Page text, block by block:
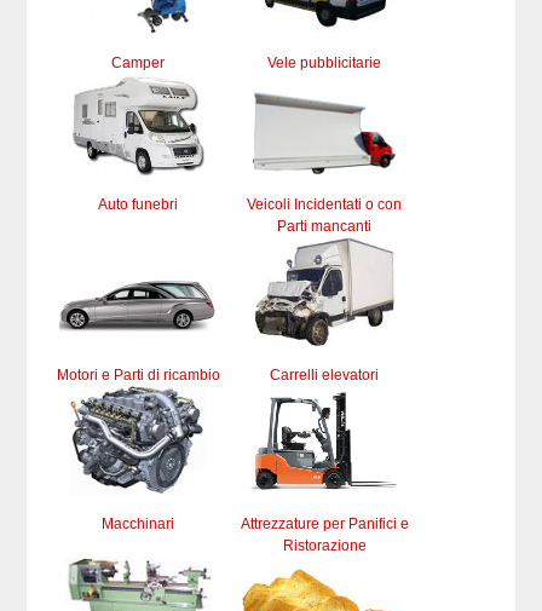
Camper Vele pubblicitarie
Auto funebri
Veicoli Incidentati o con
Parti mancanti
Motori e Parti di ricambio Carrelli elevatori
Macchinari
Attrezzature per Panifici e
Ristorazione